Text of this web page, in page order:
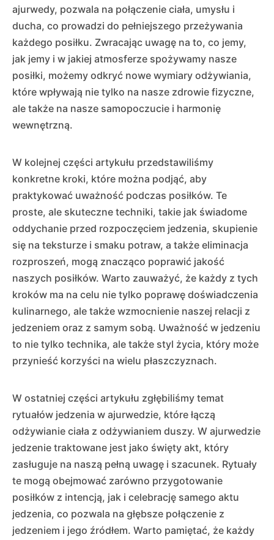
ajurwedy, pozwala na połączenie ciała, umysłu i
ducha, co prowadzi do pełniejszego przeżywania
każdego posiłku. Zwracając uwagę na to, co jemy,
jak jemy i w jakiej atmosferze spożywamy nasze
posiłki, możemy odkryć nowe wymiary odżywiania,
które wpływają nie tylko na nasze zdrowie fizyczne,
ale także na nasze samopoczucie i harmonię
wewnętrzną.
W kolejnej części artykułu przedstawiliśmy
konkretne kroki, które można podjąć, aby
praktykować uważność podczas posiłków. Te
proste, ale skuteczne techniki, takie jak świadome
oddychanie przed rozpoczęciem jedzenia, skupienie
się na teksturze i smaku potraw, a także eliminacja
rozproszeń, mogą znacząco poprawić jakość
naszych posiłków. Warto zauważyć, że każdy z tych
kroków ma na celu nie tylko poprawę doświadczenia
kulinarnego, ale także wzmocnienie naszej relacji z
jedzeniem oraz z samym sobą. Uważność w jedzeniu
to nie tylko technika, ale także styl życia, który może
przynieść korzyści na wielu płaszczyznach.
W ostatniej części artykułu zgłębiliśmy temat
rytuałów jedzenia w ajurwedzie, które łączą
odżywianie ciała z odżywianiem duszy. W ajurwedzie
jedzenie traktowane jest jako święty akt, który
zasługuje na naszą pełną uwagę i szacunek. Rytuały
te mogą obejmować zarówno przygotowanie
posiłków z intencją, jak i celebrację samego aktu
jedzenia, co pozwala na głębsze połączenie z
jedzeniem i jego źródłem. Warto pamiętać, że każdy